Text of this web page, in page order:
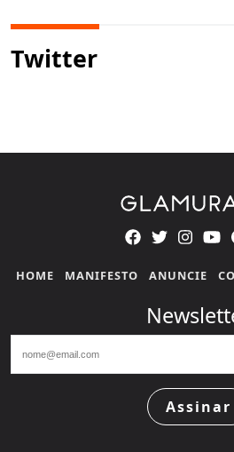
Twitter
HOME MANIFESTO ANUNCIE